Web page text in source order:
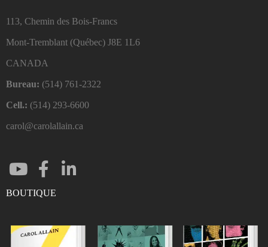
113, Chemin des Bois-Francs
Mont-Tremblant (Québec) J8E 1L6
CANADA
Bureau: (514) 761-2322
Cell.: (514) 293-6600
carol@carolallain.ca
BOUTIQUE